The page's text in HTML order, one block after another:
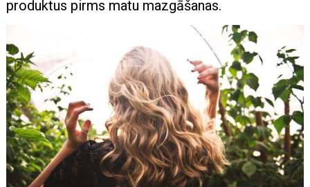
produktus pirms matu mazgāšanas.